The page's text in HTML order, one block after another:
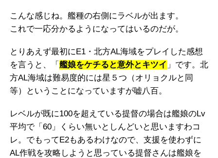
こんな感じね。艦種の右側にラベルが出ます。
これで一応分かるようになってはいるのだが。
とりあえず最初にE1・北方AL海域をプレイした感想
を言うと、「 艦娘をケチると意外とキツイ 」です。北
方AL海域は難易度的には星５つ（オリョクルと同
等）ということになっていますが嘘八百。
レベルが既に100を超えている提督の場合は艦娘のLv
平均で「60」くらい無いとしんどいと思いますわコ
レ。でもってE2もあるわけなので、支援を使わずに
AL作戦を攻略しようと思っている提督さんは艦娘を